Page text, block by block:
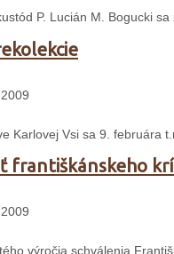
P. Lucián M. Bogucki
Karlovej Vsi sa 9. februára
františkánskeho
výročia schválenia